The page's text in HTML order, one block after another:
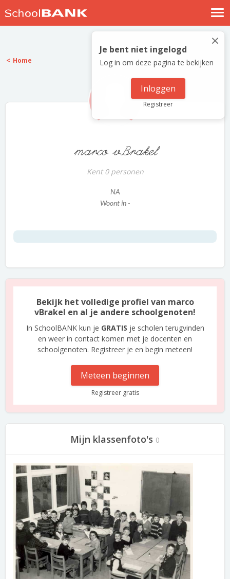
Nostalgische verhalen
Log in
Meld je gratis aan
×
Je bent niet ingelogd
Log in om deze pagina te bekijken
Inloggen
Registreer
Home
marco vBrakel
Kent 0 personen
NA
Woont in -
Bekijk het volledige profiel van marco
vBrakel en al je andere schoolgenoten!
In SchoolBANK kun je GRATIS je scholen terugvinden
en weer in contact komen met je docenten en
schoolgenoten. Registreer je en begin meteen!
Meteen beginnen
Registreer gratis
Mijn klassenfoto's 0